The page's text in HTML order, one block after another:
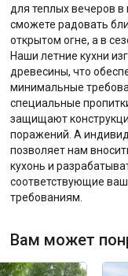
для теплых вечеров в
сможете радовать
открытом огне, а в
Наши летние кухни
древесины, что
минимальные
специальные
защищают
поражений. А
позволяет нам
кухонь и
соответствующие
требованиям.
Вам может